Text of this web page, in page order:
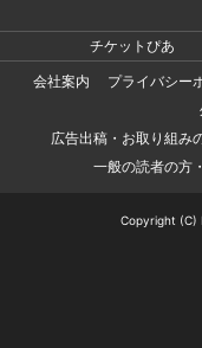
チケットぴあ
会社案内
プライバシー
広告出稿・お取り組み
一般の読者の方
Copyright (C)